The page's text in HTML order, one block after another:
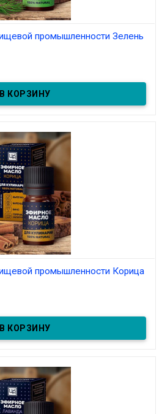
промышленности Зелень
промышленности Зелень Укропа 5
промышленности Корица
промышленности Корица 5 мл